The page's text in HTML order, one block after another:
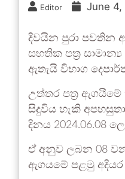
Editor June 4,
දිවයින පුරා පවතින
සහතික පත්‍ර
ඇතැයි විභාග
උත්තර පත්‍ර
සිදුවිය හැකි
දිනය 2024.06.08
ඒ අනුව ලබන 08
ඇගයමේ පළමු